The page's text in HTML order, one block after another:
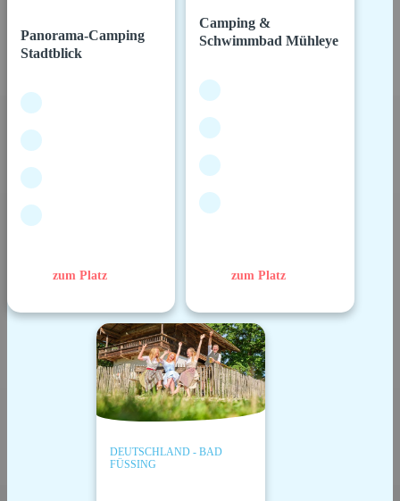
Panorama-Camping
Stadtblick
zum Platz
Camping &
Schwimmbad Mühleye
zum Platz
DEUTSCHLAND - BAD
FÜSSING